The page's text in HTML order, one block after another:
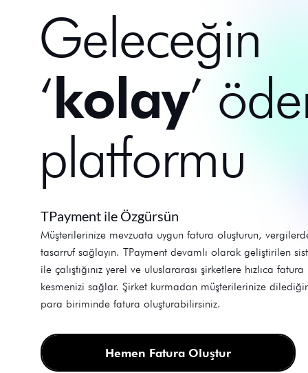
Geleceğin
‘kolay’
platformu
TPayment ile Özgürsün
Müşterilerinize mevzuata uygun fatura oluşturun,
tasarruf sağlayın. TPayment devamlı olarak geliştirilen
ile çalıştığınız yerel ve uluslararası şirketlere hızlıca fatura
kesmenizi sağlar. Şirket kurmadan müşterilerinize
para biriminde fatura oluşturabilirsiniz.
Hemen Fatura Oluştur